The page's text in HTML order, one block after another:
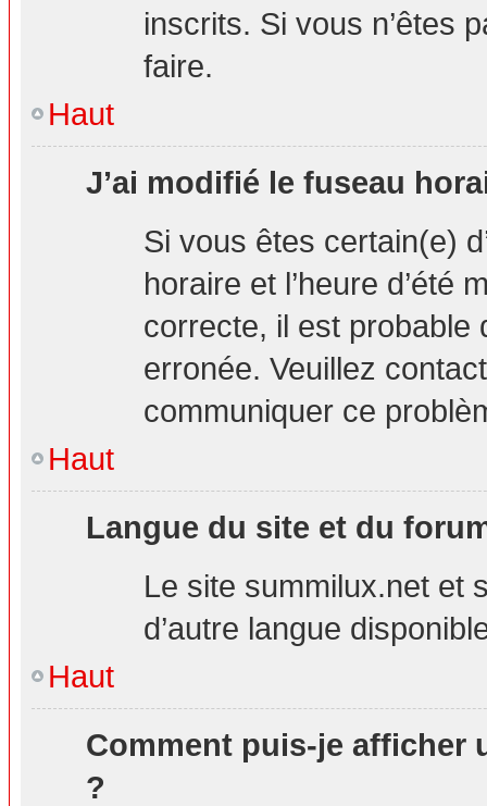
inscrits. Si vous n’êtes
faire.
Haut
J’ai modifié le fuseau
Si vous êtes certain(e)
horaire et l’heure d’été
correcte, il est probable
erronée. Veuillez
communiquer ce
Haut
Langue du site et du
Le site summilux.net et
d’autre langue
Haut
Comment puis-je afficher
?